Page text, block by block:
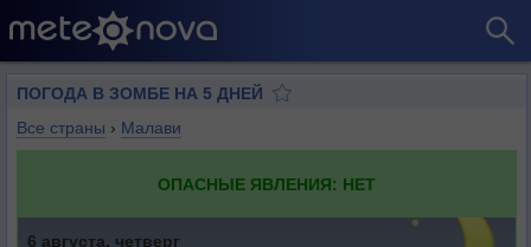
ПОГОДА В ЗОМБЕ НА 5 ДНЕЙ
Все страны › Малави
ОПАСНЫЕ ЯВЛЕНИЯ: НЕТ
6 августа, четверг